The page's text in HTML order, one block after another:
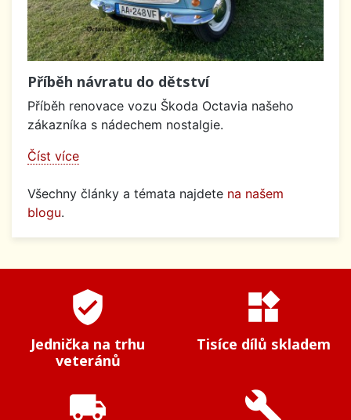
Příběh návratu do dětství
Příběh renovace vozu Škoda Octavia našeho
zákazníka s nádechem nostalgie.
Číst více
Všechny články a témata najdete na našem
blogu.
verified_user
Jednička na trhu
veteránů
widgets
Tisíce dílů skladem
local_shipping build